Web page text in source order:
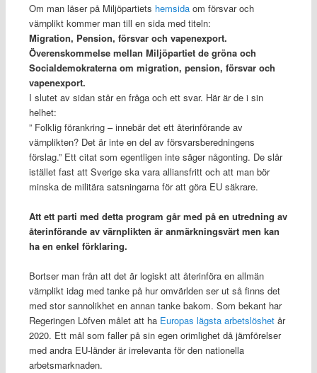
Om man läser på Miljöpartiets hemsidaom försvar och
värnplikt kommer man till en sida med titeln:
Migration, Pension, försvar och vapenexport.
Överenskommelse mellan Miljöpartiet de gröna och
Socialdemokraterna om migration, pension, försvar och
vapenexport.
I slutet av sidan står en fråga och ett svar. Här är de i sin
helhet:
” Folklig förankring – innebär det ett återinförande av
värnplikten? Det är inte en del av försvarsberedningens
förslag.” Ett citat som egentligen inte säger någonting. De slår
istället fast att Sverige ska vara alliansfritt och att man bör
minska de militära satsningarna för att göra EU säkrare.
Att ett parti med detta program går med på en utredning av
återinförande av värnplikten är anmärkningsvärt men kan
ha en enkel förklaring.
Bortser man från att det är logiskt att återinföra en allmän
värnplikt idag med tanke på hur omvärlden ser ut så finns det
med stor sannolikhet en annan tanke bakom. Som bekant har
Regeringen Löfven målet att ha Europas lägsta arbetslöshetår
2020. Ett mål som faller på sin egen orimlighet då jämförelser
med andra EU-länder är irrelevanta för den nationella
arbetsmarknaden.